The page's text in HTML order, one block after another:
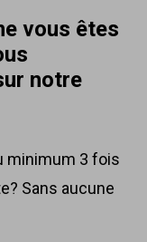
vous êtes
notre
minimum 3 fois
Sans aucune